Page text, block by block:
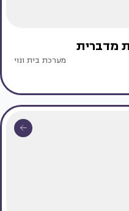
מדברית
מערכת בית ונוי